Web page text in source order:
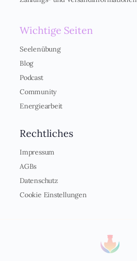
*
Wichtige Seiten
Seelenübung
Blog
Podcast
Community
Energiearbeit
Rechtliches
Impressum
AGBs
Datenschutz
Cookie Einstellungen